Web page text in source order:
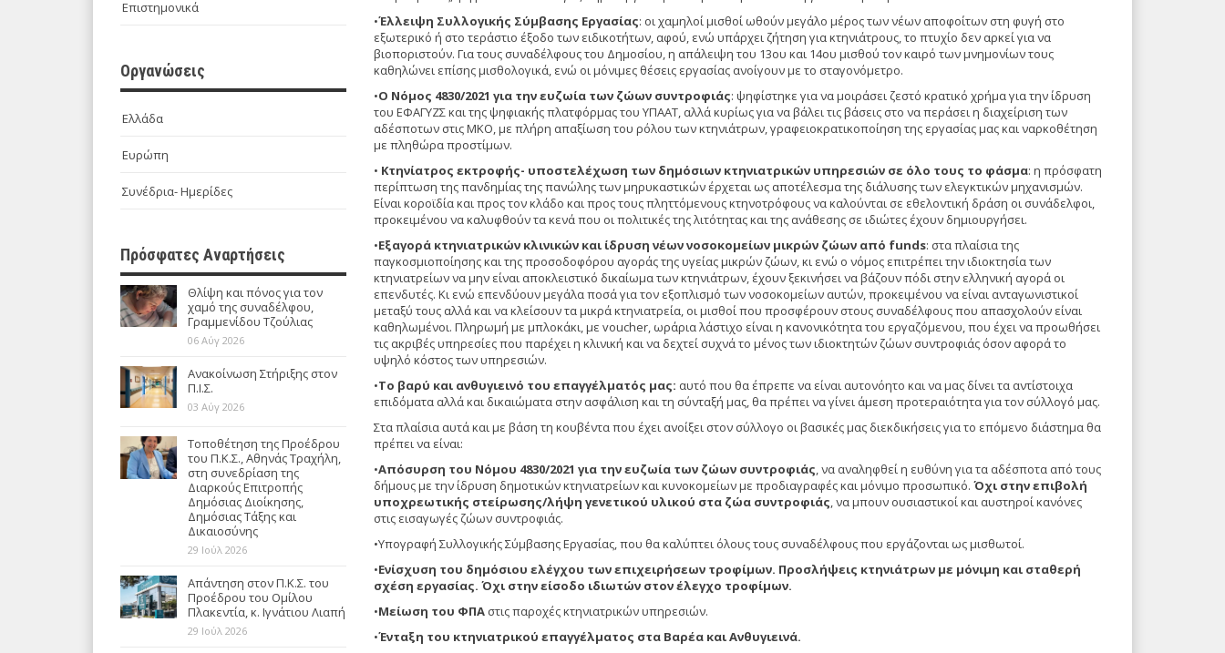
Επιστημονικά
Οργανώσεις
Ελλάδα
Ευρώπη
Συνέδρια- Ημερίδες
Πρόσφατες Αναρτήσεις
Θλίψη και πόνος για τον
χαμό της συναδέλφου,
Γραμμενίδου Τζούλιας
06 Αύγ 2026
Ανακοίνωση Στήριξης στον
Π.Ι.Σ.
03 Αύγ 2026
Τοποθέτηση της Προέδρου
του Π.Κ.Σ., Αθηνάς Τραχήλη,
στη συνεδρίαση της
Διαρκούς Επιτροπής
Δημόσιας Διοίκησης,
Δημόσιας Τάξης και
Δικαιοσύνης
29 Ιούλ 2026
Απάντηση στον Π.Κ.Σ. του
Προέδρου του Ομίλου
Πλακεντία, κ. Ιγνάτιου Λιαπή
29 Ιούλ 2026
•Έλλειψη Συλλογικής Σύμβασης Εργασίας: οι χαμηλοί μισθοί ωθούν μεγάλο μέρος των νέων αποφοίτων στη φυγή στο
εξωτερικό ή στο τεράστιο έξοδο των ειδικοτήτων, αφού, ενώ υπάρχει ζήτηση για κτηνιάτρους, το πτυχίο δεν αρκεί για να
βιοποριστούν. Για τους συναδέλφους του Δημοσίου, η απάλειψη του 13ου και 14ου μισθού τον καιρό των μνημονίων τους
καθηλώνει επίσης μισθολογικά, ενώ οι μόνιμες θέσεις εργασίας ανοίγουν με το σταγονόμετρο.
•Ο Νόμος 4830/2021 για την ευζωία των ζώων συντροφιάς: ψηφίστηκε για να μοιράσει ζεστό κρατικό χρήμα για την ίδρυση
του ΕΦΑΓΥΖΣ και της ψηφιακής πλατφόρμας του ΥΠΑΑΤ, αλλά κυρίως για να βάλει τις βάσεις στο να περάσει η διαχείριση των
αδέσποτων στις ΜΚΟ, με πλήρη απαξίωση του ρόλου των κτηνιάτρων, γραφειοκρατικοποίηση της εργασίας μας και ναρκοθέτηση
με πληθώρα προστίμων.
• Κτηνίατρος εκτροφής- υποστελέχωση των δημόσιων κτηνιατρικών υπηρεσιών σε όλο τους το φάσμα: η πρόσφατη
περίπτωση της πανδημίας της πανώλης των μηρυκαστικών έρχεται ως αποτέλεσμα της διάλυσης των ελεγκτικών μηχανισμών.
Είναι κοροϊδία και προς τον κλάδο και προς τους πληττόμενους κτηνοτρόφους να καλούνται σε εθελοντική δράση οι συνάδελφοι,
προκειμένου να καλυφθούν τα κενά που οι πολιτικές της λιτότητας και της ανάθεσης σε ιδιώτες έχουν δημιουργήσει.
•Εξαγορά κτηνιατρικών κλινικών και ίδρυση νέων νοσοκομείων μικρών ζώων από funds: στα πλαίσια της
παγκοσμιοποίησης και της προσοδοφόρου αγοράς της υγείας μικρών ζώων, κι ενώ ο νόμος επιτρέπει την ιδιοκτησία των
κτηνιατρείων να μην είναι αποκλειστικό δικαίωμα των κτηνιάτρων, έχουν ξεκινήσει να βάζουν πόδι στην ελληνική αγορά οι
επενδυτές. Κι ενώ επενδύουν μεγάλα ποσά για τον εξοπλισμό των νοσοκομείων αυτών, προκειμένου να είναι ανταγωνιστικοί
μεταξύ τους αλλά και να κλείσουν τα μικρά κτηνιατρεία, οι μισθοί που προσφέρουν στους συναδέλφους που απασχολούν είναι
καθηλωμένοι. Πληρωμή με μπλοκάκι, με voucher, ωράρια λάστιχο είναι η κανονικότητα του εργαζόμενου, που έχει να προωθήσει
τις ακριβές υπηρεσίες που παρέχει η κλινική και να δεχτεί συχνά το μένος των ιδιοκτητών ζώων συντροφιάς όσον αφορά το
υψηλό κόστος των υπηρεσιών.
•Το βαρύ και ανθυγιεινό του επαγγέλματός μας: αυτό που θα έπρεπε να είναι αυτονόητο και να μας δίνει τα αντίστοιχα
επιδόματα αλλά και δικαιώματα στην ασφάλιση και τη σύνταξή μας, θα πρέπει να γίνει άμεση προτεραιότητα για τον σύλλογό μας.
Στα πλαίσια αυτά και με βάση τη κουβέντα που έχει ανοίξει στον σύλλογο οι βασικές μας διεκδικήσεις για το επόμενο διάστημα θα
πρέπει να είναι:
•Απόσυρση του Νόμου 4830/2021 για την ευζωία των ζώων συντροφιάς, να αναληφθεί η ευθύνη για τα αδέσποτα από τους
δήμους με την ίδρυση δημοτικών κτηνιατρείων και κυνοκομείων με προδιαγραφές και μόνιμο προσωπικό. Όχι στην επιβολή
υποχρεωτικής στείρωσης/λήψη γενετικού υλικού στα ζώα συντροφιάς, να μπουν ουσιαστικοί και αυστηροί κανόνες
στις εισαγωγές ζώων συντροφιάς.
•Υπογραφή Συλλογικής Σύμβασης Εργασίας, που θα καλύπτει όλους τους συναδέλφους που εργάζονται ως μισθωτοί.
•Ενίσχυση του δημόσιου ελέγχου των επιχειρήσεων τροφίμων. Προσλήψεις κτηνιάτρων με μόνιμη και σταθερή
σχέση εργασίας. Όχι στην είσοδο ιδιωτών στον έλεγχο τροφίμων.
•Μείωση του ΦΠΑστις παροχές κτηνιατρικών υπηρεσιών.
•Ένταξη του κτηνιατρικού επαγγέλματος στα Βαρέα και Ανθυγιεινά.